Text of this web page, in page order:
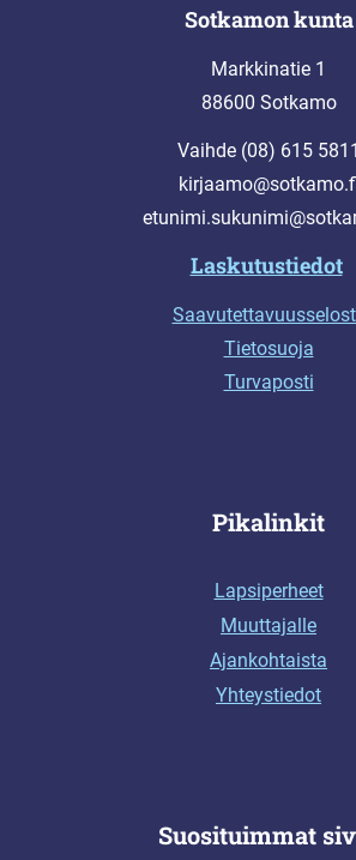
Sotkamon kunta
Markkinatie 1
88600 Sotkamo
Vaihde (08) 615 5811
Laskutustiedot
Tietosuoja
Turvaposti
Pikalinkit
Lapsiperheet
Muuttajalle
Ajankohtaista
Yhteystiedot
Suosituimmat